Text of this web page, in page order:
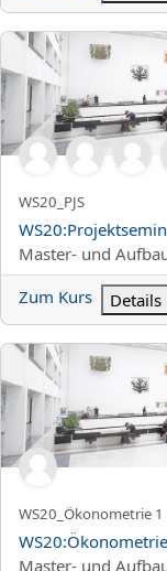
Kurzer Kursname
WS20_PJS
Kursname
Kursbereich
Master- und
Zum Kurs
Details
WS20:Ökonometrie
Kurzer Kursname
WS20_Ökonometrie 1
Kursname
Kursbereich
Master- und